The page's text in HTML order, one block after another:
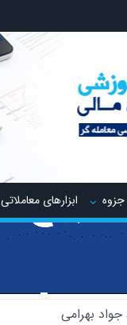
ابزارهای معاملاتی
بهرامی